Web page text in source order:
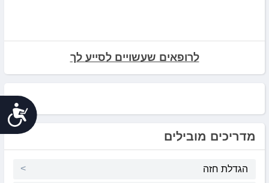
לרופאים שעשויים לסייע לך
מדריכים מובילים
הגדלת חזה